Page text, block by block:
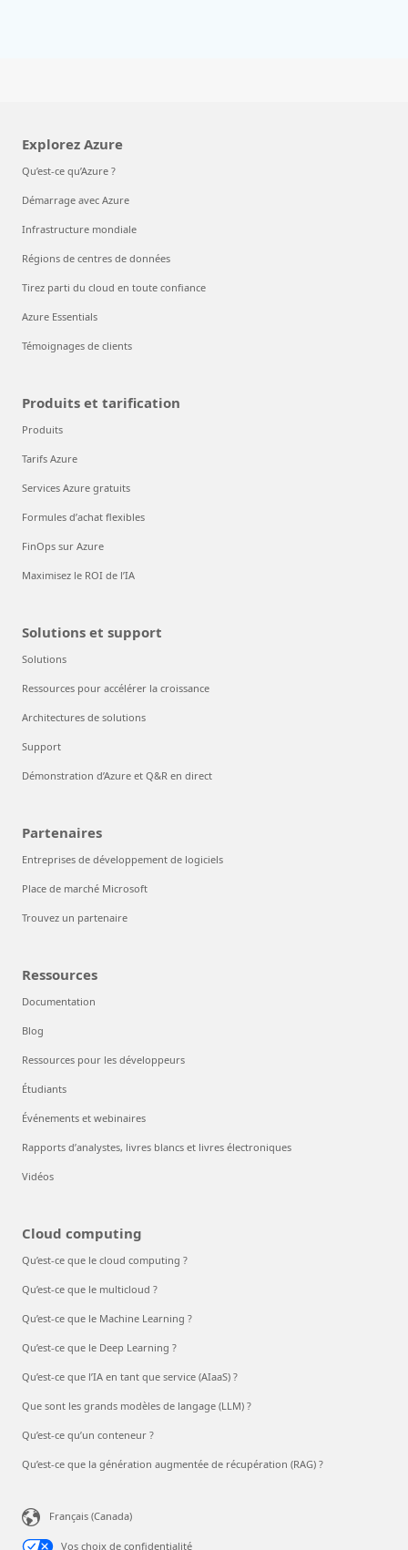
Explorez Azure
Qu’est-ce qu’Azure ?
Démarrage avec Azure
Infrastructure mondiale
Régions de centres de données
Tirez parti du cloud en toute confiance
Azure Essentials
Témoignages de clients
Produits et tarification
Produits
Tarifs Azure
Services Azure gratuits
Formules d’achat flexibles
FinOps sur Azure
Maximisez le ROI de l’IA
Solutions et support
Solutions
Ressources pour accélérer la croissance
Architectures de solutions
Support
Démonstration d’Azure et Q&R en direct
Partenaires
Entreprises de développement de logiciels
Place de marché Microsoft
Trouvez un partenaire
Ressources
Documentation
Blog
Ressources pour les développeurs
Étudiants
Événements et webinaires
Rapports d’analystes, livres blancs et livres électroniques
Vidéos
Cloud computing
Qu’est-ce que le cloud computing ?
Qu’est-ce que le multicloud ?
Qu’est-ce que le Machine Learning ?
Qu’est-ce que le Deep Learning ?
Qu’est-ce que l’IA en tant que service (AIaaS) ?
Que sont les grands modèles de langage (LLM) ?
Qu’est-ce qu’un conteneur ?
Qu’est-ce que la génération augmentée de récupération (RAG) ?
Français (Canada)
Vos choix de confidentialité